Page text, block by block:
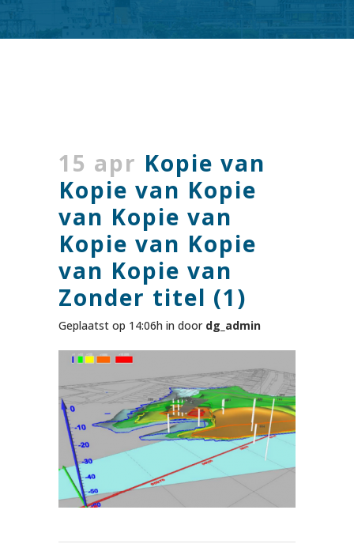
15 apr Kopie van
Kopie van Kopie
van Kopie van
Kopie van Kopie
van Kopie van
Zonder titel (1)
Geplaatst op 14:06h in door dg_admin